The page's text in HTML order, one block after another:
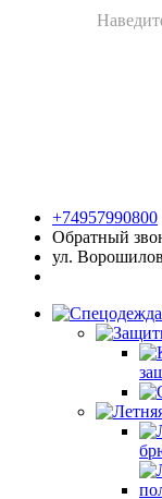
+74957990800
Обратный
ул.